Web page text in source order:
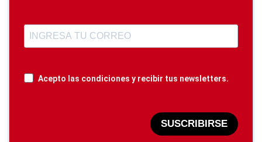
Acepto las condiciones y recibir tus newsletters.
SUSCRIBIRSE